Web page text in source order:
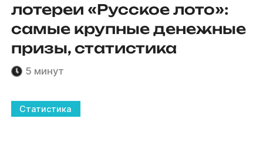
лотереи «Русское лото»:
самые крупные денежные
призы, статистика
5 минут
Статистика